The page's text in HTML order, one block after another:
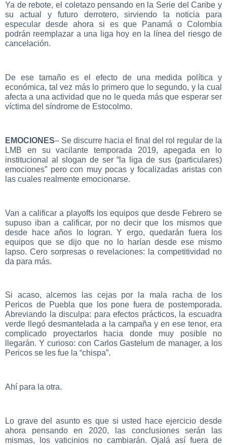
Ya de rebote, el coletazo pensando en la Serie del Caribe y
su actual y futuro derrotero, sirviendo la noticia para
especular desde ahora si es que Panamá o Colombia
podrán reemplazar a una liga hoy en la línea del riesgo de
cancelación.
De ese tamaño es el efecto de una medida política y
económica, tal vez más lo primero que lo segundo, y la cual
afecta a una actividad que no le queda más que esperar ser
víctima del síndrome de Estocolmo.
EMOCIONES– Se discurre hacia el final del rol regular de la
LMB en su vacilante temporada 2019, apegada en lo
institucional al slogan de ser “la liga de sus (particulares)
emociones” pero con muy pocas y focalizadas aristas con
las cuales realmente emocionarse.
Van a calificar a playoffs los equipos que desde Febrero se
supuso iban a calificar, por no decir que los mismos que
desde hace años lo logran. Y ergo, quedarán fuera los
equipos que se dijo que no lo harían desde ese mismo
lapso. Cero sorpresas o revelaciones: la competitividad no
da para más.
Si acaso, alcemos las cejas por la mala racha de los
Pericos de Puebla que los pone fuera de postemporada.
Abreviando la disculpa: para efectos prácticos, la escuadra
verde llegó desmantelada a la campaña y en ese tenor, era
complicado proyectarlos hacia donde muy posible no
llegarán. Y curioso: con Carlos Gastelum de manager, a los
Pericos se les fue la “chispa”.
Ahí para la otra.
Lo grave del asunto es que si usted hace ejercicio desde
ahora pensando en 2020, las conclusiones serán las
mismas, los vaticinios no cambiarán. Ojalá así fuera de